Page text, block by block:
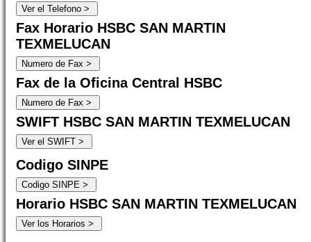
Fax Horario HSBC SAN MARTIN
TEXMELUCAN
Fax de la Oficina Central HSBC
SWIFT HSBC SAN MARTIN TEXMELUCAN
Codigo SINPE
Horario HSBC SAN MARTIN TEXMELUCAN